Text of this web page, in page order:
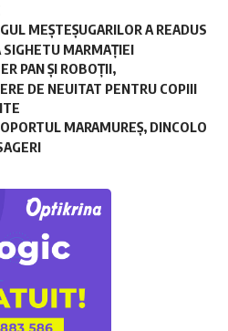
MEȘTEȘUGARILOR A READUS
MARMAȚIEI
PAN ȘI ROBOȚII,
DE NEUITAT PENTRU COPIII
MARAMUREȘ, DINCOLO